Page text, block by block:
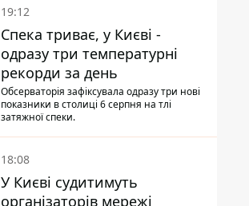
19:12
Спека триває, у Києві -
одразу три температурні
рекорди за день
Обсерваторія зафіксувала одразу три нові
показники в столиці 6 серпня на тлі
затяжної спеки.
18:08
У Києві судитимуть
організаторів мережі